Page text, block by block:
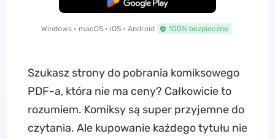
Windows • macOS • iOS • Android 100% bezpieczne
Szukasz strony do pobrania komiksowego
PDF-a, która nie ma ceny? Całkowicie to
rozumiem. Komiksy są super przyjemne do
czytania. Ale kupowanie każdego tytułu nie